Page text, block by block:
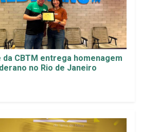
CBTM entrega homenagem
no Rio de Janeiro